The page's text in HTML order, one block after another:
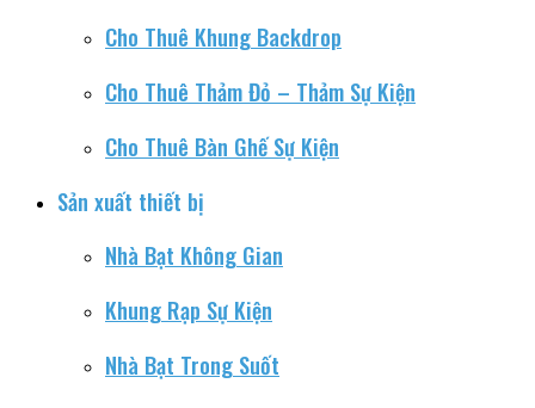
Cho Thuê Khung Backdrop
Cho Thuê Thảm Đỏ – Thảm Sự Kiện
Cho Thuê Bàn Ghế Sự Kiện
Sản xuất thiết bị
Nhà Bạt Không Gian
Khung Rạp Sự Kiện
Nhà Bạt Trong Suốt